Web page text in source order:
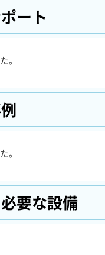
ート
。
。
要な設備